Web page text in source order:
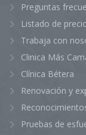
Preguntas
Listado de
Trabaja con
Clinica Más
Clínica Bétera
Renovación y
Pruebas de